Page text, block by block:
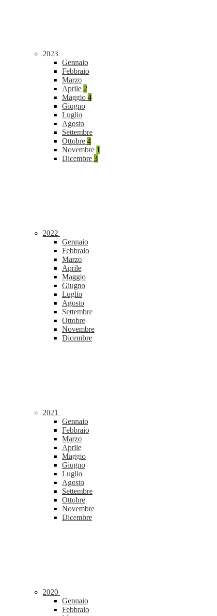
2023
Gennaio
Febbraio
Marzo
Aprile 2
Maggio 4
Giugno
Luglio
Agosto
Settembre
Ottobre 4
Novembre 1
Dicembre 3
2022
Gennaio
Febbraio
Marzo
Aprile
Maggio
Giugno
Luglio
Agosto
Settembre
Ottobre
Novembre
Dicembre
2021
Gennaio
Febbraio
Marzo
Aprile
Maggio
Giugno
Luglio
Agosto
Settembre
Ottobre
Novembre
Dicembre
2020
Gennaio
Febbraio